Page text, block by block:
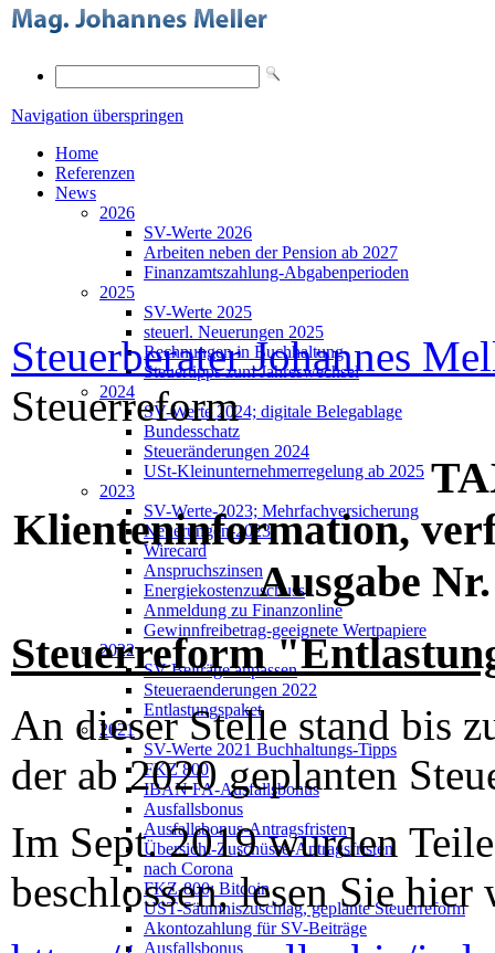
Navigation überspringen
Home
Referenzen
News
2026
SV-Werte 2026
Arbeiten neben der Pension ab 2027
Finanzamtszahlung-Abgabenperioden
2025
SV-Werte 2025
steuerl. Neuerungen 2025
Rechnungen in Buchhaltung
Steuertipps zum Jahreswechsel
2024
SV-Werte 2024; digitale Belegablage
Bundesschatz
Steueränderungen 2024
USt-Kleinunternehmerregelung ab 2025
2023
SV-Werte-2023; Mehrfachversicherung
Neuerungen-2023
Wirecard
Anspruchszinsen
Energiekostenzuschuss
Anmeldung zu Finanzonline
Gewinnfreibetrag-geeignete Wertpapiere
2022
SV-Beiträge anpassen
Steueraenderungen 2022
Entlastungspaket
2021
SV-Werte 2021 Buchhaltungs-Tipps
FKZ 800
IBAN FA-Ausfallsbonus
Ausfallsbonus
Ausfallsbonus-Antragsfristen
Übersicht-Zuschüsse-Antragsfristen
nach Corona
FKZ-800; Bitcoin
UST-Säumniszuschlag, geplante Steuerreform
Akontozahlung für SV-Beiträge
Ausfallsbonus
Steuerberater Johannes
Steuerreform
Klienteninformation,
Ausgabe
Steuerreform
An dieser Stelle stand bis
der ab 2020 geplanten
Im Sept. 2019 wurden
beschlossen, lesen Sie hier